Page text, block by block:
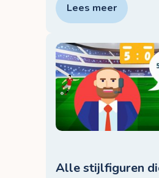
Lees meer
Alle stijlfiguren